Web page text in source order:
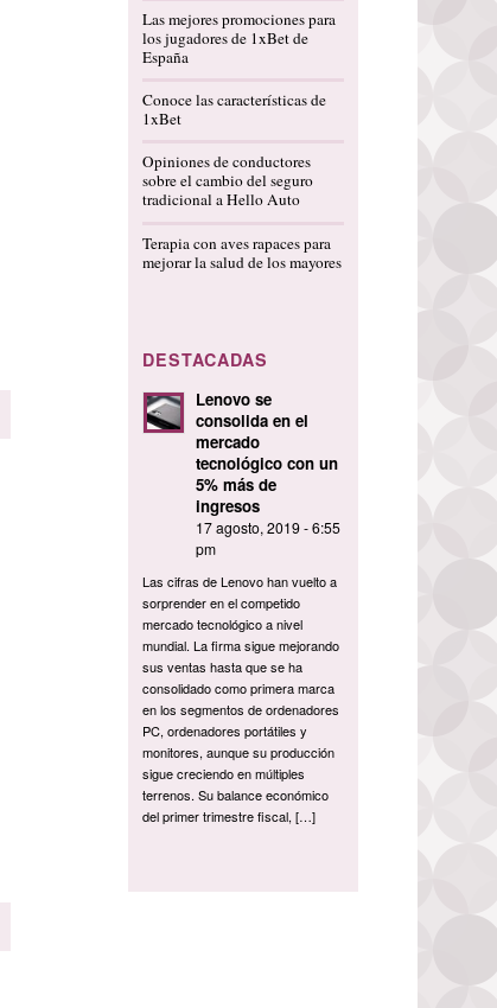
Las mejores promociones para
los jugadores de 1xBet de
España
Conoce las características de
1xBet
Opiniones de conductores
sobre el cambio del seguro
tradicional a Hello Auto
Terapia con aves rapaces para
mejorar la salud de los mayores
DESTACADAS
Lenovo se
consolida en el
mercado
tecnológico con un
5% más de
ingresos
17 agosto, 2019 - 6:55
pm
Las cifras de Lenovo han vuelto a
sorprender en el competido
mercado tecnológico a nivel
mundial. La firma sigue mejorando
sus ventas hasta que se ha
consolidado como primera marca
en los segmentos de ordenadores
PC, ordenadores portátiles y
monitores, aunque su producción
sigue creciendo en múltiples
terrenos. Su balance económico
del primer trimestre fiscal, […]